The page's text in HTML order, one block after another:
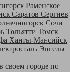
Раменское
Саратов Сергиев
Сочи
Тольятти Томск
Ханты-Мансийск
Энгельс
своем городе по